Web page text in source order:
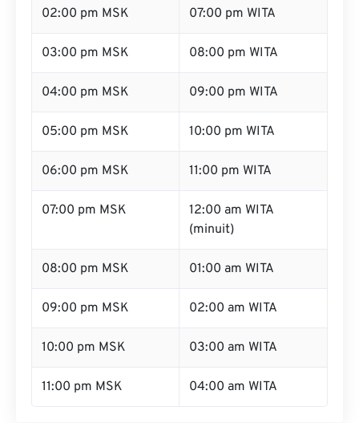
02:00 pm MSK 07:00 pm WITA
03:00 pm MSK 08:00 pm WITA
04:00 pm MSK 09:00 pm WITA
05:00 pm MSK 10:00 pm WITA
06:00 pm MSK 11:00 pm WITA
07:00 pm MSK
12:00 am WITA
(minuit)
08:00 pm MSK 01:00 am WITA
09:00 pm MSK 02:00 am WITA
10:00 pm MSK 03:00 am WITA
11:00 pm MSK 04:00 am WITA